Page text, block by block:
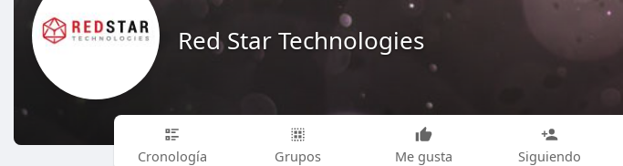
Red Star Technologies
Cronología Grupos Me gusta Siguiendo